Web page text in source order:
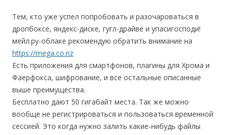
Тем, кто уже успел попробовать и разочароваться в
дропбоксе, яндекс-диске, гугл-драйве и упасигосподи!
мейл.ру-облаке рекомендую обратить внимание на
https://mega.co.nz
Есть приложения для смартфонов, плагины для Хрома и
Фаерфокса, шифрование, и все остальные описанные
выше преимущества.
Бесплатно дают 50 гигабайт места. Так же можно
вообще не регистрироваться и пользоваться временной
сессией. Это когда нужно залить какие-нибудь файлы